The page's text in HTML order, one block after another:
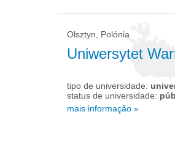
Olsztyn, Polónia
Uniwersytet
tipo de universidade:
status de universidade:
mais informação »